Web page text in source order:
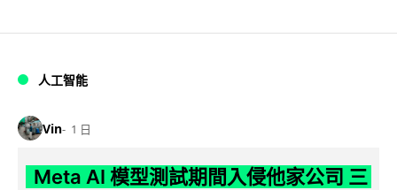
人工智能
Vin 1 日
Meta AI 模型測試期間入侵他家公司 三